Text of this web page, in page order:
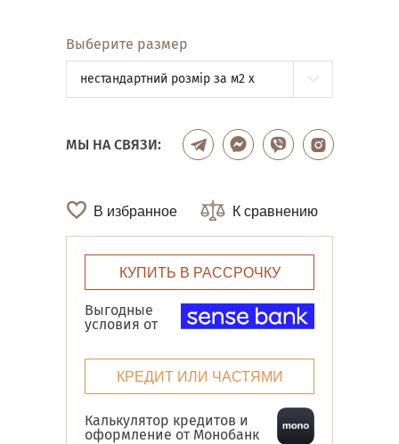
Выберите размер
нестандартний розмір за м2 x
МЫ НА СВЯЗИ:
В избранное К сравнению
КУПИТЬ В РАССРОЧКУ
Выгодные
условия от
КРЕДИТ ИЛИ ЧАСТЯМИ
Калькулятор кредитов и
оформление от Монобанк